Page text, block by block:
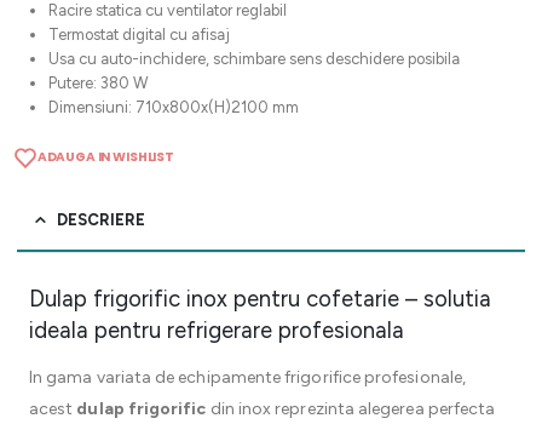
Racire statica cu ventilator reglabil
Termostat digital cu afisaj
Usa cu auto-inchidere, schimbare sens deschidere posibila
Putere: 380 W
Dimensiuni: 710x800x(H)2100 mm
ADAUGA IN WISHLIST
DESCRIERE
Dulap frigorific inox pentru cofetarie – solutia
ideala pentru refrigerare profesionala
In gama variata de echipamente frigorifice profesionale,
acest dulap frigorific din inox reprezinta alegerea perfecta